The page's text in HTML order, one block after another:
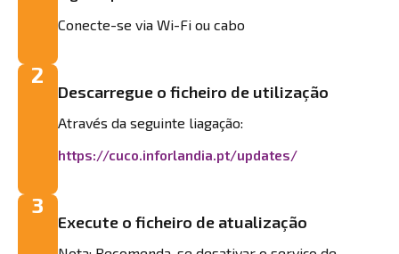
Conecte-se via Wi-Fi ou cabo
2
Descarregue o ficheiro de utilização
Através da seguinte liagação:
https://cuco.inforlandia.pt/updates/
3
Execute o ficheiro de atualização